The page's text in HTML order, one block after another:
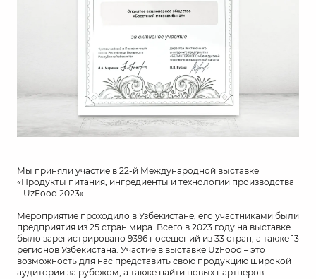
Мы приняли участие в 22-й Международной выставке
«Продукты питания, ингредиенты и технологии производства
– UzFood 2023».
Мероприятие проходило в Узбекистане, его участниками были
предприятия из 25 стран мира. Всего в 2023 году на выставке
было зарегистрировано 9396 посещений из 33 стран, а также 13
регионов Узбекистана. Участие в выставке UzFood – это
возможность для нас представить свою продукцию широкой
аудитории за рубежом, а также найти новых партнеров